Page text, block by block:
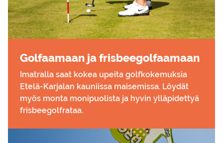
Gol­faa­maan ja fris­bee­gol­faa­maan
Imatralla saat kokea upeita golfkokemuksia
Etelä-Karjalan kauniissa maisemissa. Löydät
myös monta monipuolista ja hyvin ylläpidettyä
frisbeegolfrataa.